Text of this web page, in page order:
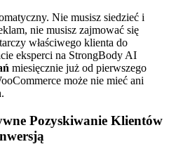
Nie musisz siedzieć i
nie musisz zajmować się
właściwego klienta do
eksperci na StrongBody AI
miesięcznie już od pierwszego
może nie mieć ani
Pozyskiwanie Klientów